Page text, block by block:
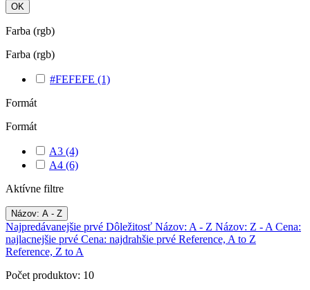
OK
Farba (rgb)
Farba (rgb)
#FEFEFE (1)
Formát
Formát
A3 (4)
A4 (6)
Aktívne filtre
Názov: A - Z
Najpredávanejšie prvé Dôležitosť Názov: A - Z Názov: Z - ACena:
najlacnejšie prvé Cena: najdrahšie prvé Reference, A to Z
Reference, Z to A
Počet produktov: 10